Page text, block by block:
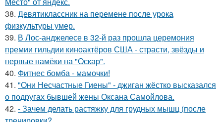
38. Девятиклассник на перемене после урока
физкультуры умер.
39. В Лос-анджелесе в 32-й раз прошла церемония
премии гильдии киноактёров США - страсти, звёзды и
первые намёки на "Оскар".
40. Фитнес бомба - мамочки!
41. "Они Несчастные Гиены" - джиган жёстко высказался
о подругах бывшей жены Оксана Самойлова.
42. - Зачем делать растяжку для грудных мышц (после